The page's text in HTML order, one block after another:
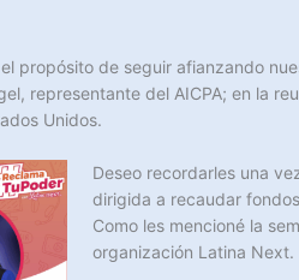
propósito de seguir afianzando
representante del AICPA; en la
Unidos.
Deseo recordarles una
dirigida a recaudar
Como les mencioné la
organización Latina Next.